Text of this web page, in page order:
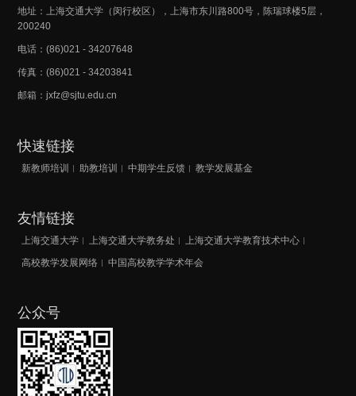
地址：上海交通大学（闵行校区），上海市东川路800号，陈瑞球楼5层，
200240
电话：(86)021 - 34207648
传真：(86)021 - 34203841
邮箱：jxfz@sjtu.edu.cn
快速链接
新教师培训 助教培训 中期学生反馈 教学发展基金
友情链接
上海交通大学 上海交通大学教务处
上海交通大学教育技术中心
高校教学发展网络
中国高校教学学术年会
公众号